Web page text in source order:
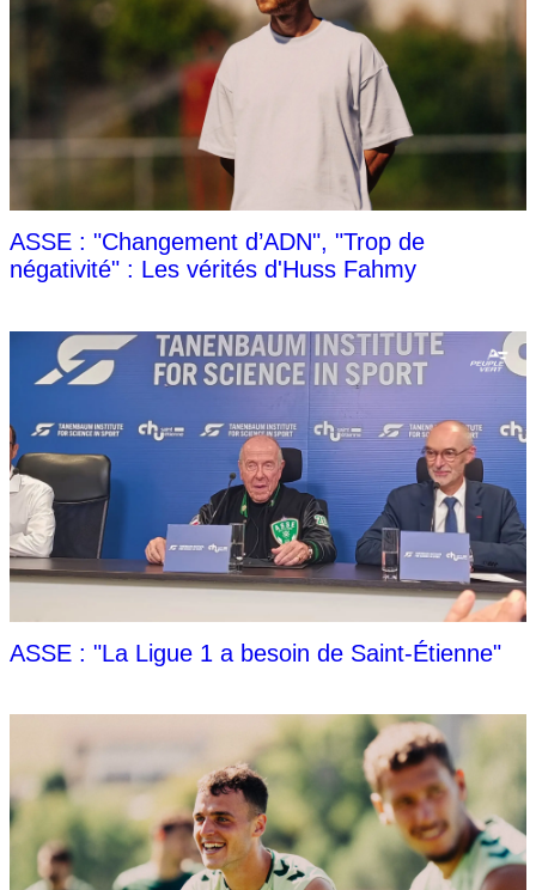
ASSE : "Changement d’ADN", "Trop de
négativité" : Les vérités d'Huss Fahmy
ASSE : "La Ligue 1 a besoin de Saint-Étienne"